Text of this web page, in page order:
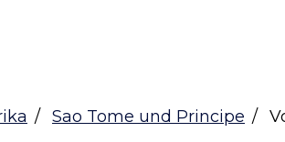
Sao Tome und Principe